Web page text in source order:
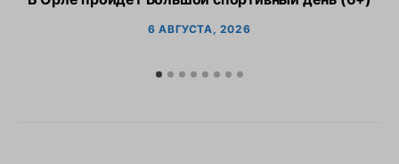
6 АВГУСТА, 2026